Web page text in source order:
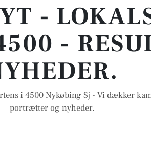
-
-
i 4500 Nykøbing Sj - Vi dækker
portrætter og nyheder.